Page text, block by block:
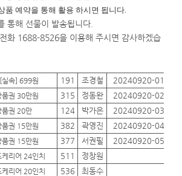
품 예약을 통해 활용 하시면 됩니다.
통해 선물이 발송됩니다.
화 1688-8526을 이용해 주시면 감사하겠습
속] 699원 191 조경철 20240920-01
권 30만원 315 정동완 20240920-02
품권 20만 124 박가은 20240920-03
권 15만원 382 곽영진 20240920-04
권 15만원 377 서권필 20240920-05
리어 24인치 511 정창원
리어 20인치 536 최동수